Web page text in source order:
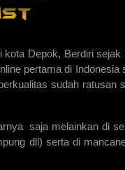
kota Depok, Berdiri sejak
pertama di Indonesia
sudah ratusan
saja melainkan di
dll) serta di